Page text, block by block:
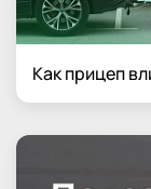
Как прицеп